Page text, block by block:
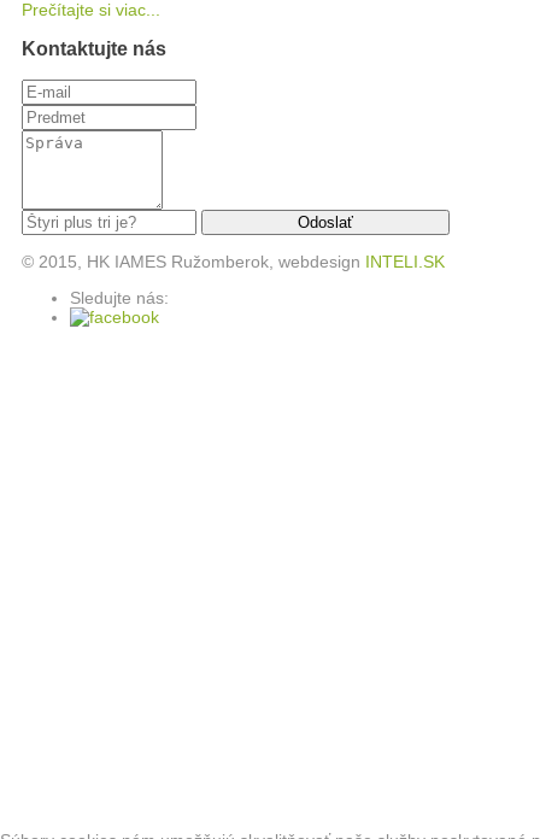
Prečítajte si viac...
Kontaktujte nás
© 2015, HK IAMES Ružomberok, webdesign INTELI.SK
Sledujte nás: